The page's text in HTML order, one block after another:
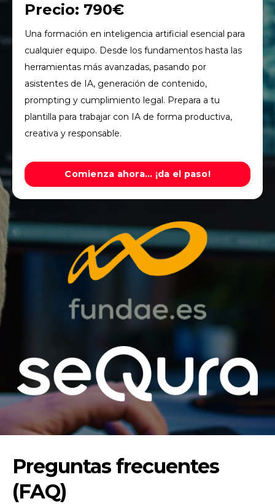
Precio: 790€
Una formación en inteligencia artificial esencial para
cualquier equipo. Desde los fundamentos hasta las
herramientas más avanzadas, pasando por
asistentes de IA, generación de contenido,
prompting y cumplimiento legal. Prepara a tu
plantilla para trabajar con IA de forma productiva,
creativa y responsable.
Comienza ahora... ¡da el paso!
Preguntas frecuentes
(FAQ)